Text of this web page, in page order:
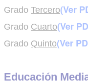
Grado Tercero(Ver
Grado Cuarto(Ver
Grado Quinto(Ver
Educación